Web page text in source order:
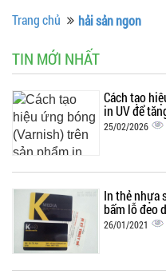
Trang chủ hải sản ngon
TIN MỚI NHẤT
Cách tạo
in UV để
25/02/2026
In thẻ nhựa
bấm lỗ đeo
26/01/2021